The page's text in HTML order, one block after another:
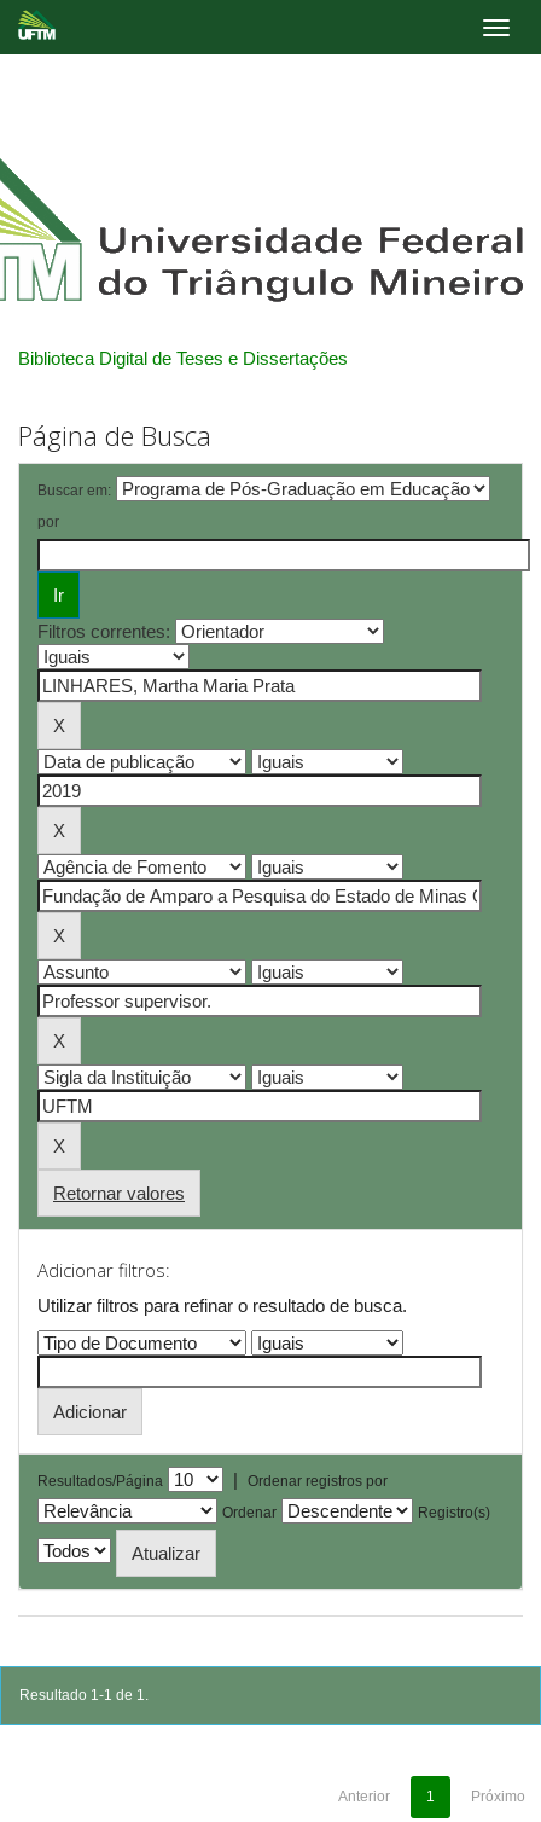
Biblioteca Digital de Teses e Dissertações
Página de Busca
Buscar em:
por
Filtros correntes:
Retornar valores
Adicionar filtros:
Utilizar filtros para refinar o resultado de busca.
Resultados/Página |
Ordenar registros por
Ordenar
Registro(s)
Resultado 1-1 de 1.
Anterior 1 Próximo